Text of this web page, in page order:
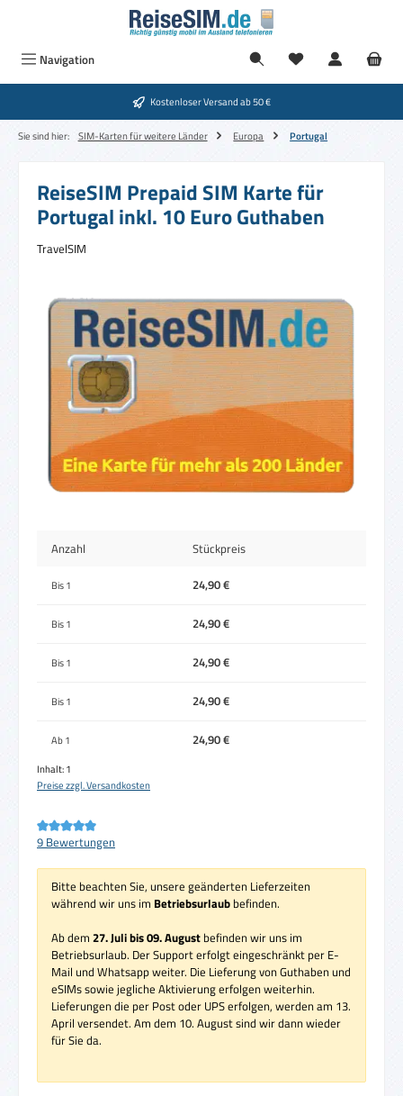
Zum Hauptinhalt springen
Navigation
Kostenloser Versand ab 50 €
Sie sind hier: SIM-Karten für weitere Länder Europa Portugal
ReiseSIM Prepaid SIM Karte für
Portugal inkl. 10 Euro Guthaben
TravelSIM
Bildergalerie überspringen
Anzahl Stückpreis
Bis1 24,90 €
Bis1 24,90 €
Bis1 24,90 €
Bis1 24,90 €
Ab1 24,90 €
Inhalt:1
Preise zzgl. Versandkosten
Durchschnittliche Bewertung von 5 von 5 Sternen
9 Bewertungen
Bitte beachten Sie, unsere geänderten Lieferzeiten
während wir uns im Betriebsurlaub befinden.
Ab dem 27. Juli bis 09. August befinden wir uns im
Betriebsurlaub. Der Support erfolgt eingeschränkt per E-
Mail und Whatsapp weiter. Die Lieferung von Guthaben und
eSIMs sowie jegliche Aktivierung erfolgen weiterhin.
Lieferungen die per Post oder UPS erfolgen, werden am 13.
April versendet. Am dem 10. August sind wir dann wieder
für Sie da.